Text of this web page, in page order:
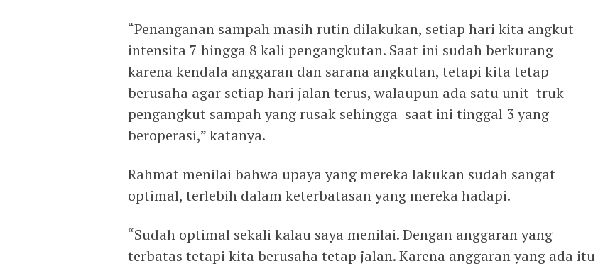
“Penanganan sampah masih rutin dilakukan, setiap hari kita angkut
intensita 7 hingga 8 kali pengangkutan. Saat ini sudah berkurang
karena kendala anggaran dan sarana angkutan, tetapi kita tetap
berusaha agar setiap hari jalan terus, walaupun ada satu unit truk
pengangkut sampah yang rusak sehingga saat ini tinggal 3 yang
beroperasi,” katanya.
Rahmat menilai bahwa upaya yang mereka lakukan sudah sangat
optimal, terlebih dalam keterbatasan yang mereka hadapi.
“Sudah optimal sekali kalau saya menilai. Dengan anggaran yang
terbatas tetapi kita berusaha tetap jalan. Karena anggaran yang ada itu